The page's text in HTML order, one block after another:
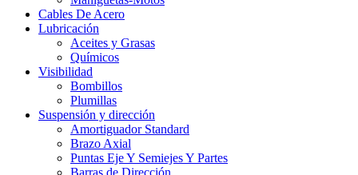
Cables De Acero
Lubricación
Aceites y Grasas
Químicos
Visibilidad
Bombillos
Plumillas
Suspensión y dirección
Amortiguador Standard
Brazo Axial
Puntas Eje Y Semiejes Y Partes
Barras de Dirección